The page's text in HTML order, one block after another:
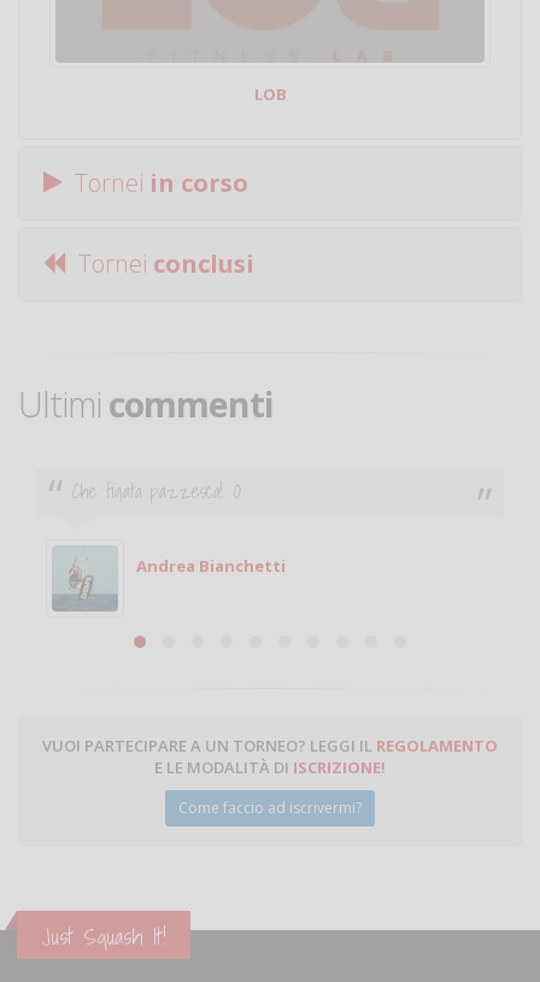
LOB
Tornei in corso
Tornei conclusi
Ultimi commenti
Ciao. Sono a Treviglio da poco e vorrei tornare a
giocare. Se sei in zona e puoi giocare fammi sapere.
Michele
Michele Miglionico
VUOI PARTECIPARE A UN TORNEO? LEGGI IL REGOLAMENTO
E LE MODALITÀ DI ISCRIZIONE!
Come faccio ad iscrivermi?
Just Squash It!